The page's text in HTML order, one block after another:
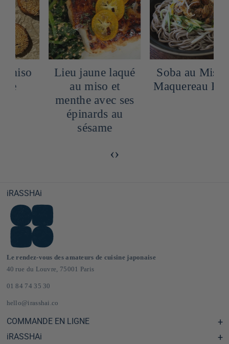
Lieu jaune laqué
au miso et
menthe avec ses
épinards au
sésame
Soba au Miso et
Maquereau Épicé
‹›
iRASSHAi
Le rendez-vous des amateurs de cuisine japonaise
40 rue du Louvre, 75001 Paris
01 84 74 35 30
hello@irasshai.co
COMMANDE EN LIGNE
Centre d'aide & FAQ
iRASSHAi